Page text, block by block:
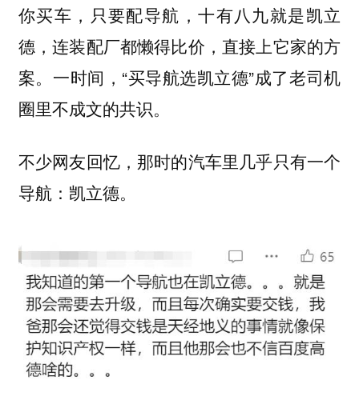
你买车，只要配导航，十有八九就是凯立
德，连装配厂都懒得比价，直接上它家的方
案。一时间，“买导航选凯立德”成了老司机
圈里不成文的共识。
不少网友回忆，那时的汽车里几乎只有一个
导航：凯立德。